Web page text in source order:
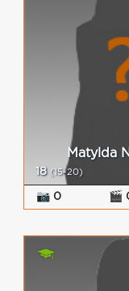
Matylda
18 (15-20)
📷 0 🎬